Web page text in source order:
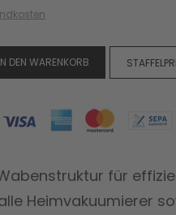
DEN WARENKORB
für
Heimvakuumierer